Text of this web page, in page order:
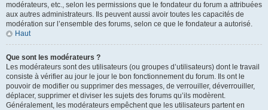
modérateurs, etc., selon les permissions que le fondateur du forum a attribuées
aux autres administrateurs. Ils peuvent aussi avoir toutes les capacités de
modération sur l’ensemble des forums, selon ce que le fondateur a autorisé.
Haut
Que sont les modérateurs ?
Les modérateurs sont des utilisateurs (ou groupes d’utilisateurs) dont le travail
consiste à vérifier au jour le jour le bon fonctionnement du forum. Ils ont le
pouvoir de modifier ou supprimer des messages, de verrouiller, déverrouiller,
déplacer, supprimer et diviser les sujets des forums qu’ils modèrent.
Généralement, les modérateurs empêchent que les utilisateurs partent en